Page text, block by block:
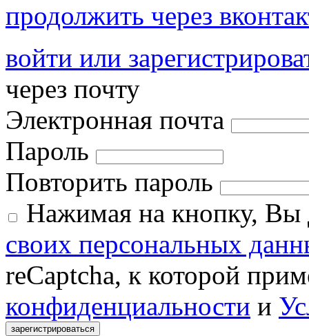
продолжить через
войти или
через почту
Электронная почта
Пароль
Повторить пароль
Нажимая на кнопку, Вы
своих персональных
reCaptcha, к которой
конфиденциальности и
зарегистрироваться